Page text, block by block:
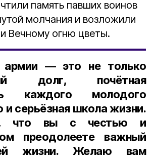
память павших воинов
молчания и возложили
Вечному огню цветы.
— это не только
долг, почётная
каждого молодого
и серьёзная школа жизни.
что вы с честью и
преодолеете важный
жизни. Желаю вам